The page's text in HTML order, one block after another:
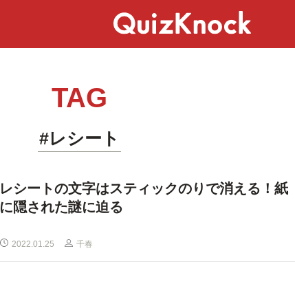
TAG
#レシート
レシートの文字はスティックのりで消える！紙
に隠された謎に迫る
2022.01.25 千春